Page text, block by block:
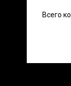
Всего